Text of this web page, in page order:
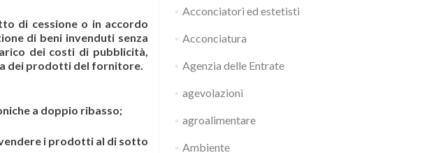
di cessione o in accordo
di beni invenduti senza
dei costi di pubblicità,
dei prodotti del fornitore.
a doppio ribasso;
i prodotti al di sotto
Acconciatori ed estetisti
Acconciatura
Agenzia delle Entrate
agevolazioni
agroalimentare
Ambiente